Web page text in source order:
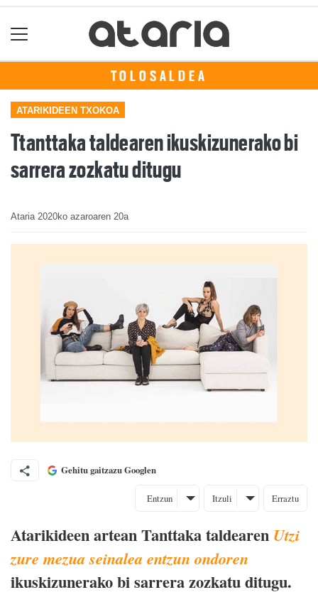
TOLOSALDEA
ATARIKIDEEN TXOKOA
Ttanttaka taldearen ikuskizunerako bi
sarrera zozkatu ditugu
Ataria 2020ko azaroaren 20a
Gehitu gaitzazu Googlen
Entzun Itzuli Erraztu
Atarikideen artean Tanttaka taldearen Utzi
zure mezua seinalea entzun ondoren
ikuskizunerako bi sarrera zozkatu ditugu.